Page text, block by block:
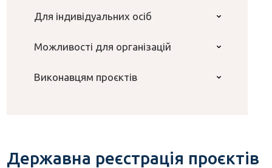
Для індивідуальних осіб
Можливості для організацій
Виконавцям проєктів
Державна реєстрація проєктів